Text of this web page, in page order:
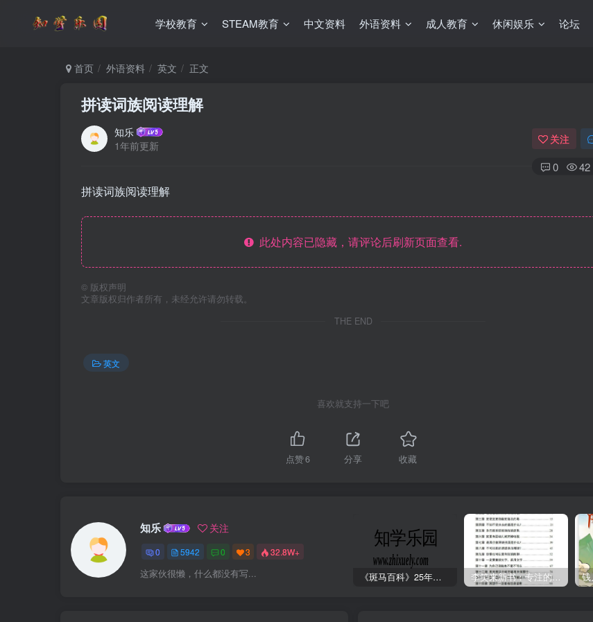
学校教育 STEAM教育 中文资料 外语资料 成人教育 休闲娱乐 论坛
首页 外语资料 英文 正文
拼读词族阅读理解
知乐
1年前更新
关注
0 42
拼读词族阅读理解
此处内容已隐藏，请评论后刷新页面查看.
© 版权声明
文章版权归作者所有，未经允许请勿转载。
THE END
英文
喜欢就支持一下吧
点赞6 分享 收藏
知乐 关注
0 5942 0 3 32.8W+
这家伙很懒，什么都没有写... 《斑马百科》25年最新30科全套高清视频 李笑来新书：专注的真相 [PDF]